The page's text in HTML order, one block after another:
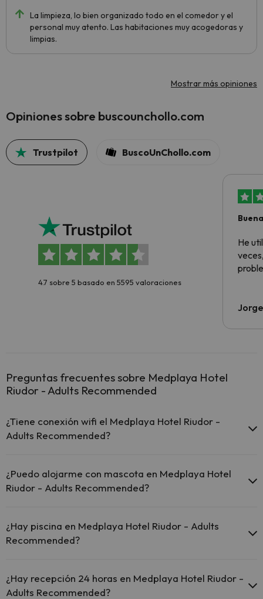
La limpieza, lo bien organizado todo en el comedor y el
personal muy atento. Las habitaciones muy acogedoras y
limpias.
Mostrar más opiniones
Opiniones sobre buscounchollo.com
Trustpilot BuscoUnChollo.com
4.7 sobre 5 basado en 5595 valoraciones
He
Preguntas frecuentes sobre Medplaya Hotel
Riudor - Adults Recommended
¿Tiene conexión wifi el Medplaya Hotel Riudor -
Adults Recommended?
Fi gratuito en todo el hotel.
El Medplaya Hotel Riudor - Adults Recommended ofrece Wi-
¿Puedo alojarme con mascota en Medplaya Hotel
Riudor - Adults Recommended?
mascotas.
¿Hay piscina en Medplaya Hotel Riudor - Adults
Recommended?
servicio puede ser de pago) Aquí tienes más info sobre la piscina y
otras instalaciones.
¿Hay recepción 24 horas en Medplaya Hotel Riudor -
Adults Recommended?